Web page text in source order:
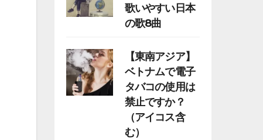
歌いやすい日本
の歌8曲
【東南アジア】
ベトナムで電子
タバコの使用は
禁止ですか？
（アイコス含
む）